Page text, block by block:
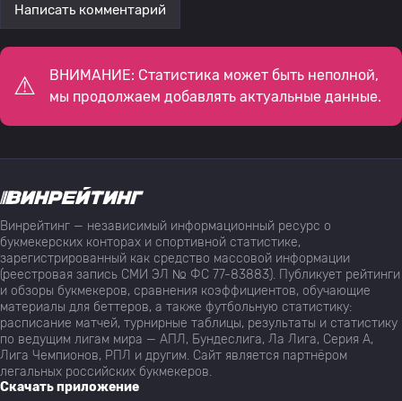
Написать комментарий
ВНИМАНИЕ: Статистика может быть неполной,
мы продолжаем добавлять актуальные данные.
Винрейтинг — независимый информационный ресурс о
букмекерских конторах и спортивной статистике,
зарегистрированный как средство массовой информации
(реестровая запись СМИ ЭЛ № ФС 77-83883). Публикует рейтинги
и обзоры букмекеров, сравнения коэффициентов, обучающие
материалы для беттеров, а также футбольную статистику:
расписание матчей, турнирные таблицы, результаты и статистику
по ведущим лигам мира — АПЛ, Бундеслига, Ла Лига, Серия А,
Лига Чемпионов, РПЛ и другим. Сайт является партнёром
легальных российских букмекеров.
Скачать приложение